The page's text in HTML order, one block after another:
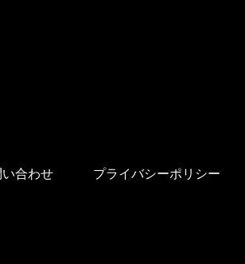
合わせ プライバシーポリシー